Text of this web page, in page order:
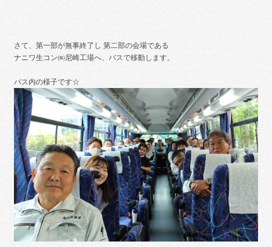
さて、第一部が無事終了し 第二部の会場である
ナニワ生コン㈱尼崎工場へ、バスで移動します。
バス内の様子です☆